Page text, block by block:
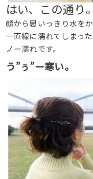
はい、この通り。
顔から思いっきり水を
一直線に濡れてしまっ
ノー濡れです。
う”ぅ”ー寒い。